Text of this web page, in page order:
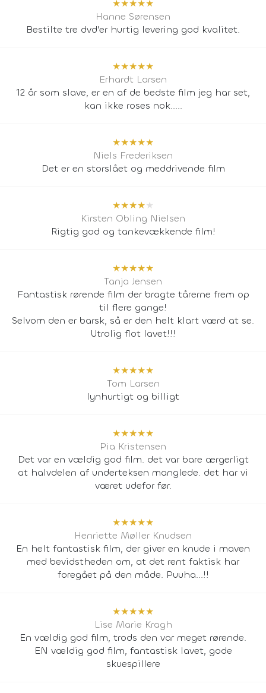
★★★★★
Hanne Sørensen
Bestilte tre dvd'er hurtig levering god kvalitet.
★★★★★
Erhardt Larsen
12 år som slave, er en af de bedste film jeg har set,
kan ikke roses nok.....
★★★★★
Niels Frederiksen
Det er en storslået og meddrivende film
★★★★★
Kirsten Obling Nielsen
Rigtig god og tankevækkende film!
★★★★★
Tanja Jensen
Fantastisk rørende film der bragte tårerne frem op
til flere gange!
Selvom den er barsk, så er den helt klart værd at se.
Utrolig flot lavet!!!
★★★★★
Tom Larsen
lynhurtigt og billigt
★★★★★
Pia Kristensen
Det var en vældig god film. det var bare ærgerligt
at halvdelen af underteksen manglede. det har vi
været udefor før.
★★★★★
Henriette Møller Knudsen
En helt fantastisk film, der giver en knude i maven
med bevidstheden om, at det rent faktisk har
foregået på den måde. Puuha...!!
★★★★★
Lise Marie Kragh
En vældig god film, trods den var meget rørende.
EN vældig god film, fantastisk lavet, gode
skuespillere